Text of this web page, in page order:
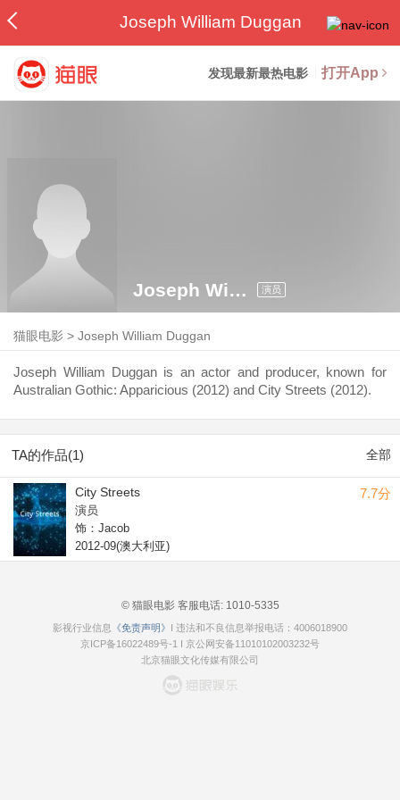
Joseph William Duggan
发现最新最热电影 打开App
Joseph William Duggan 演员
猫眼电影 >Joseph William Duggan
Joseph William Duggan is an actor and producer, known for
Australian Gothic: Apparicious (2012) and City Streets (2012).
TA的作品(1) 全部
7.7分
City Streets
演员
饰：Jacob
2012-09(澳大利亚)
© 猫眼电影 客服电话:1010-5335
影视行业信息 《免责声明》 I 违法和不良信息举报电话：4006018900
京ICP备16022489号-1 I 京公网安备11010102003232号
北京猫眼文化传媒有限公司